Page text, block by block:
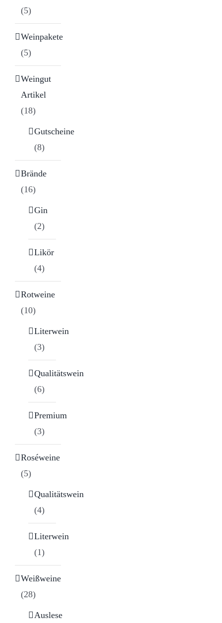
(5)
Weinpakete
(5)
Weingut
Artikel
(18)
Gutscheine
(8)
Brände
(16)
Gin
(2)
Likör
(4)
Rotweine
(10)
Literwein
(3)
Qualitätswein
(6)
Premium
(3)
Roséweine
(5)
Qualitätswein
(4)
Literwein
(1)
Weißweine
(28)
Auslese